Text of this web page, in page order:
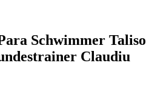
Schwimmer Taliso
Claudiu